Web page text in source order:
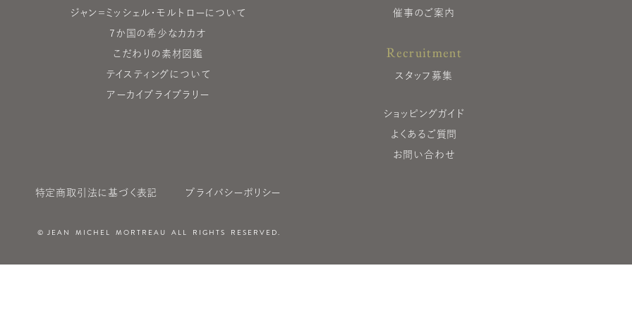
ジャン＝ミッシェル・モルトローについて
7か国の希少なカカオ
こだわりの素材図鑑
テイスティングについて
アーカイブライブラリー
催事のご案内
Recruitment
スタッフ募集
ショッピングガイド
よくあるご質問
お問い合わせ
特定商取引法に基づく表記 プライバシーポリシー
© JEAN MICHEL MORTREAU ALL RIGHTS RESERVED.